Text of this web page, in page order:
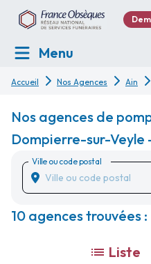
Menu
Accueil Nos Agences Ain
Nos agences de
Dompierre-sur-Veyle
Ville ou code postal
10 agences trouvées :
Liste